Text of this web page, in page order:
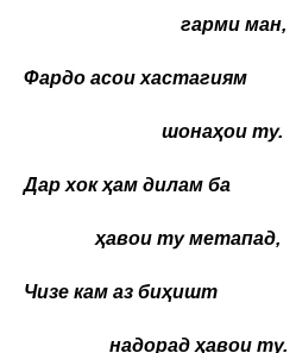
гарми ман,
Фардо асои хастагиям
шонаҳои ту.
Дар хок ҳам дилам ба
ҳавои ту метапад,
Чизе кам аз биҳишт
надорад ҳавои ту.